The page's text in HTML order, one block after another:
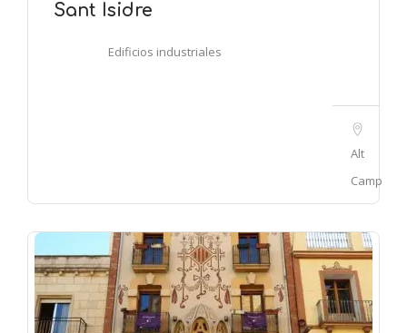
Sant Isidre
Edificios industriales
Alt
Camp